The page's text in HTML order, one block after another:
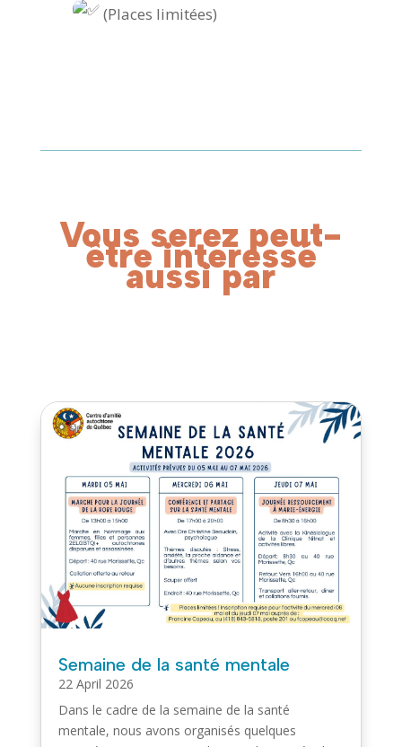
(Places limitées)
Vous serez peut-
être interessé
aussi par
Semaine de la santé mentale
22 April 2026
Dans le cadre de la semaine de la santé
mentale, nous avons organisés quelques